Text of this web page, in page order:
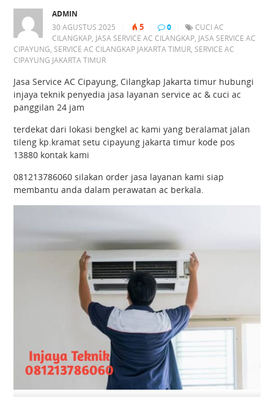
ADMIN
30 AGUSTUS 2025
5 0
CUCI AC
CILANGKAP, JASA SERVICE AC CILANGKAP, JASA SERVICE AC
CIPAYUNG, SERVICE AC CILANGKAP JAKARTA TIMUR, SERVICE AC
CIPAYUNG JAKARTA TIMUR
Jasa Service AC Cipayung, Cilangkap Jakarta timur hubungi
injaya teknik penyedia jasa layanan service ac & cuci ac
panggilan 24 jam
terdekat dari lokasi bengkel ac kami yang beralamat jalan
tileng kp.kramat setu cipayung jakarta timur kode pos
13880 kontak kami
081213786060 silakan order jasa layanan kami siap
membantu anda dalam perawatan ac berkala.